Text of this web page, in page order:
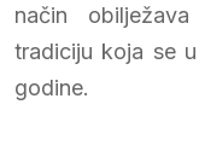
način
tradiciju koja se
godine.